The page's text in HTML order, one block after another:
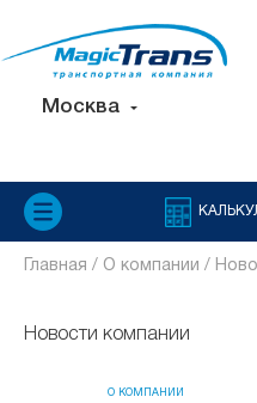
Москва
Главная / О компании /
Новости компании
О КОМПАНИИ